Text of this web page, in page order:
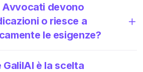
Avvocati devono
o riesce a
le esigenze?
è la scelta